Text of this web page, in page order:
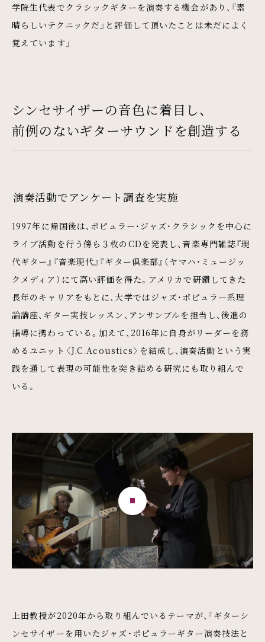
学院生代表でクラシックギターを演奏する機会があり、『素
晴らしいテクニックだ』と評価して頂いたことは未だによく
覚えています」
シンセサイザーの音色に着目し、
前例のないギターサウンドを創造する
演奏活動でアンケート調査を実施
1997年に帰国後は、ポピュラー・ジャズ・クラシックを中心に
ライブ活動を行う傍ら３枚のCDを発表し、音楽専門雑誌『現
代ギター』『音楽現代』『ギター倶楽部』（ヤマハ・ミュージッ
クメディア）にて高い評価を得た。アメリカで研鑽してきた
長年のキャリアをもとに、大学ではジャズ・ポピュラー系理
論講座、ギター実技レッスン、アンサンブルを担当し、後進の
指導に携わっている。加えて、2016年に自身がリーダーを務
めるユニット〈J.C.Acoustics〉を結成し、演奏活動という実
践を通して表現の可能性を突き詰める研究にも取り組んで
いる。
上田教授が2020年から取り組んでいるテーマが、「ギターシ
ンセサイザーを用いたジャズ・ポピュラーギター演奏技法と